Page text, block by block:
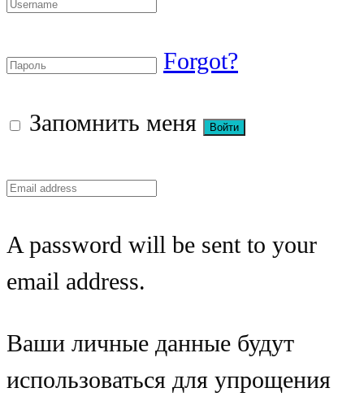
Forgot?
Запомнить меня
A password will be sent to your
email address.
Ваши личные данные будут
использоваться для упрощения